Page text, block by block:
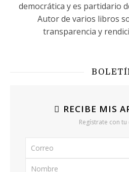
democrática y es partidario
Autor de varios libros
transparencia y
RECIBE MIS
Regístrate con